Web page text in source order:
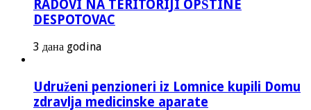
RADOVI NA TERITORIJI OPŠTINE
DESPOTOVAC
3 дана godina
Udruženi penzioneri iz Lomnice kupili Domu
zdravlja medicinske aparate